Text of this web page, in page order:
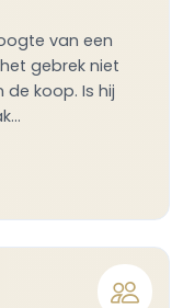
van een
gebrek niet
koop. Is hij